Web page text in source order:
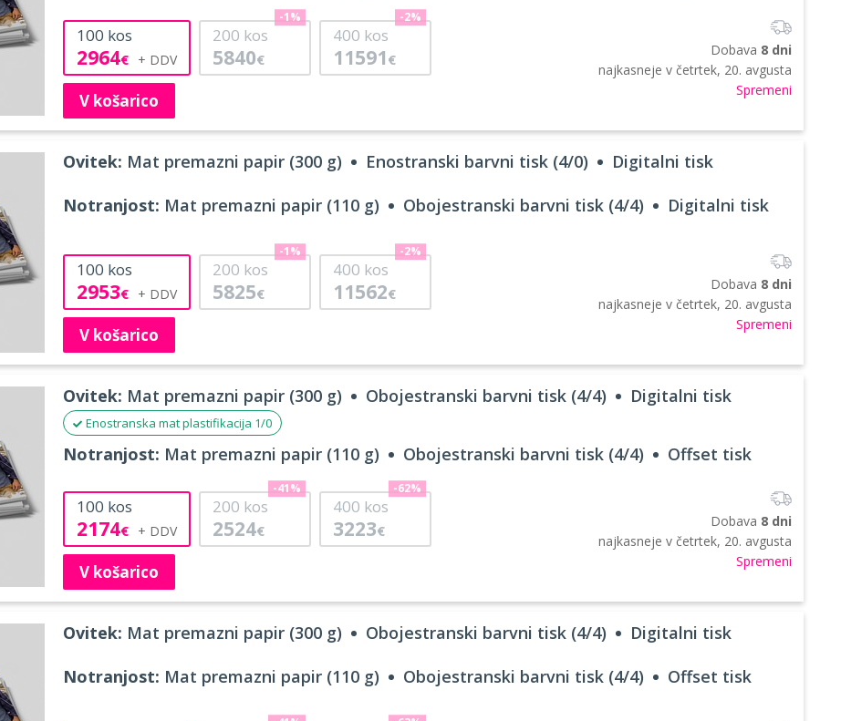
100 kos
2964€
200 kos
5840€
-1%
400 kos
11591 €
-2%
V košarico
Dobava 8 dni
najkasneje v četrtek, 20. avgusta
Spremeni
Ovitek: Mat premazni papir (300 g) Enostranski barvni tisk (4/0) Digitalni tisk
Notranjost: Mat premazni papir (110 g) Obojestranski barvni tisk (4/4) Digitalni tisk
100 kos
2953€
200 kos
5825€
-1%
400 kos
11562€
-2%
V košarico
Dobava 8 dni
najkasneje v četrtek, 20. avgusta
Spremeni
Ovitek: Mat premazni papir (300 g) Obojestranski barvni tisk (4/4) Digitalni tisk
Enostranska mat plastifikacija 1/0
Notranjost: Mat premazni papir (110 g) Obojestranski barvni tisk (4/4) Offset tisk
100 kos
2174€
200 kos
2524€
-41%
400 kos
3223€
-62%
V košarico
Dobava 8 dni
najkasneje v četrtek, 20. avgusta
Spremeni
Ovitek: Mat premazni papir (300 g) Obojestranski barvni tisk (4/4) Digitalni tisk
Notranjost: Mat premazni papir (110 g) Obojestranski barvni tisk (4/4) Offset tisk